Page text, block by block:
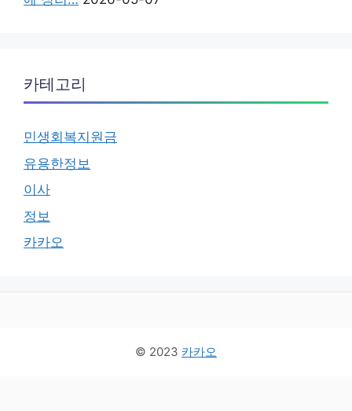
카테고리
민생회복지원금
유용한정보
이사
정보
카카오
© 2023 카카오